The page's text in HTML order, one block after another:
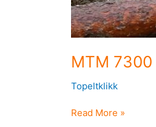
MTM 7300
Topeltklikk
Read More »